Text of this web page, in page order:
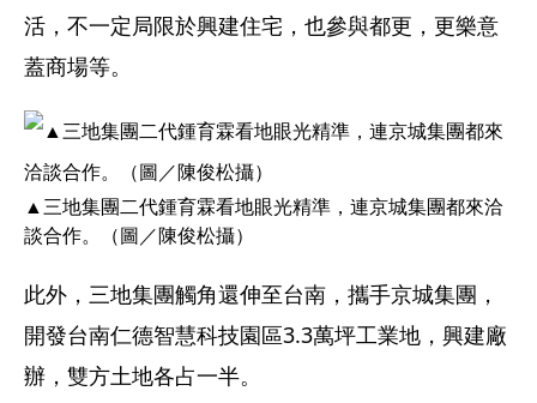
活，不一定局限於興建住宅，也參與都更，更樂意
蓋商場等。
▲三地集團二代鍾育霖看地眼光精準，連京城集團都來洽
談合作。（圖／陳俊松攝）
此外，三地集團觸角還伸至台南，攜手京城集團，
開發台南仁德智慧科技園區3.3萬坪工業地，興建廠
辦，雙方土地各占一半。